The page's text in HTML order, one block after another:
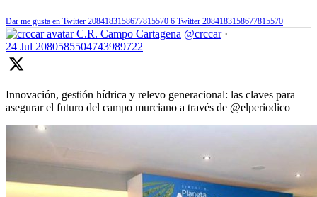
Dar me gusta en Twitter 2084183158677815570 6 Twitter 2084183158677815570
C.R. Campo Cartagena @crccar ·
24 Jul 2080585504743989722
Innovación, gestión hídrica y relevo generacional: las claves para
asegurar el futuro del campo murciano a través de @elperiodico